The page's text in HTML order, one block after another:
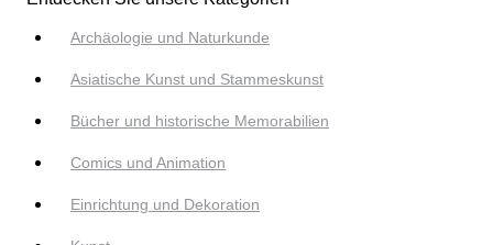
Archäologie und Naturkunde
Asiatische Kunst und Stammeskunst
Bücher und historische Memorabilien
Comics und Animation
Einrichtung und Dekoration